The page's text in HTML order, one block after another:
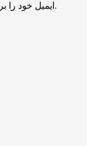
ایمیل خود را برای تنظیم مجدد رمز عبور خود را بررسی کنید.